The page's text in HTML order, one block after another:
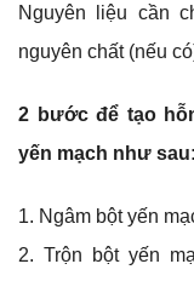
Nguyên liệu cần
nguyên chất (nếu
2 bước để tạo
yến mạch như sau:
Ngâm bột yến
Trộn bột yến